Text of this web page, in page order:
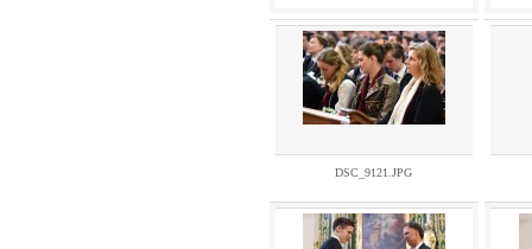
DSC_9121.JPG